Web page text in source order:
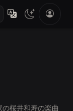
桜井和寿の楽曲